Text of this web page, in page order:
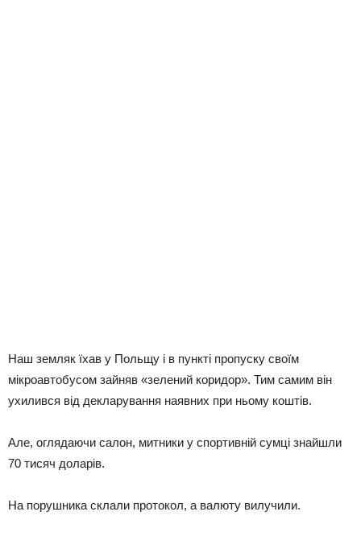
Наш земляк їхав у Польщу і в пункті пропуску своїм
мікроавтобусом зайняв «зелений коридор». Тим самим він
ухилився від декларування наявних при ньому коштів.
Але, оглядаючи салон, митники у спортивній сумці знайшли
70 тисяч доларів.
На порушника склали протокол, а валюту вилучили.